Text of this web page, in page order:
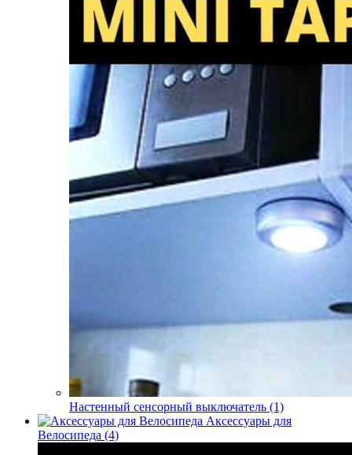
Настенный сенсорный выключатель (1)
Аксессуары для
Велосипеда (4)